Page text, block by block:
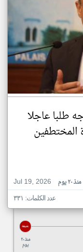
طلبا عاجلا
المختطفين
Jul 19, 2026
منذ ٢٠ يوم
عدد الكلمات: ٣٣١
منذ ٢٠
يوم